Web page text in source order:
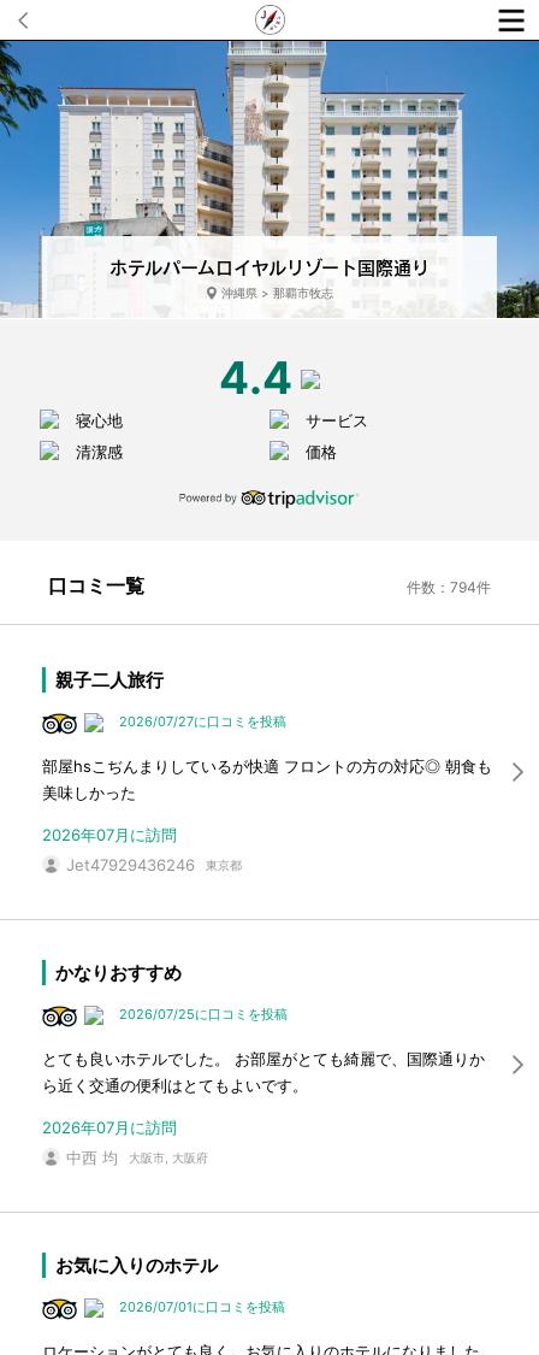
ホテルパームロイヤルリゾート国際通り
沖縄県 > 那覇市牧志
4.4
寝心地
清潔感
サービス
価格
口コミ一覧 件数：794件
親子二人旅行
2026/07/27に口コミを投稿
部屋hsこぢんまりしているが快適 フロントの方の対応◎ 朝食も
美味しかった
2026年07月に訪問
Jet47929436246
東京都
かなりおすすめ
2026/07/25に口コミを投稿
とても良いホテルでした。 お部屋がとても綺麗で、国際通りか
ら近く交通の便利はとてもよいです。
2026年07月に訪問
中西 均
大阪市, 大阪府
お気に入りのホテル
2026/07/01に口コミを投稿